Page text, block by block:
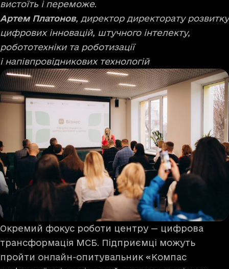
вистоїть і переможе.
Артем Платонов, директор директорату розвитку
цифрових інновацій, штучного інтелекту,
робототехніки та роботизації
і напівпровідникових технологій
Окремий фокус роботи центру — цифрова
трансформація МСБ. Підприємці можуть
пройти онлайн-опитувальник «Компас